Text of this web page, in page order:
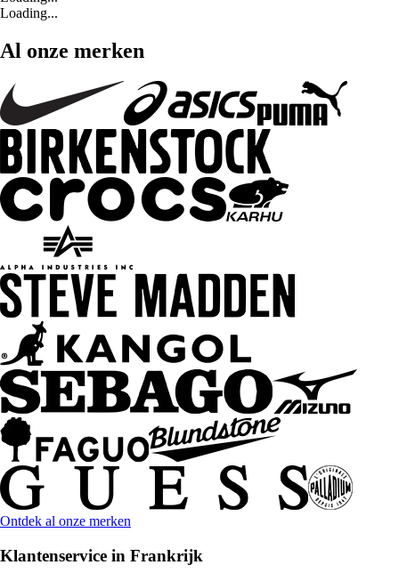
Loading...
Al onze merken
Ontdek al onze merken
Klantenservice in Frankrijk